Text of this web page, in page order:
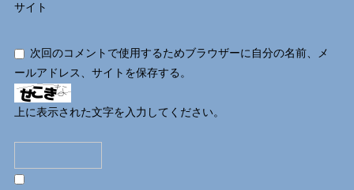
サイト
次回のコメントで使用するためブラウザーに自分の名前、メ
ールアドレス、サイトを保存する。
上に表示された文字を入力してください。